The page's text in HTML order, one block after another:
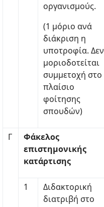
οργανισμούς.
(1 μόριο ανά
διάκριση η
υποτροφία. Δεν
μοριοδοτείται
συμμετοχή στο
πλαίσιο
φοίτησης
σπουδών)
Γ
Φάκελος
επιστημονικής
κατάρτισης
1
Διδακτορική
διατριβή στο